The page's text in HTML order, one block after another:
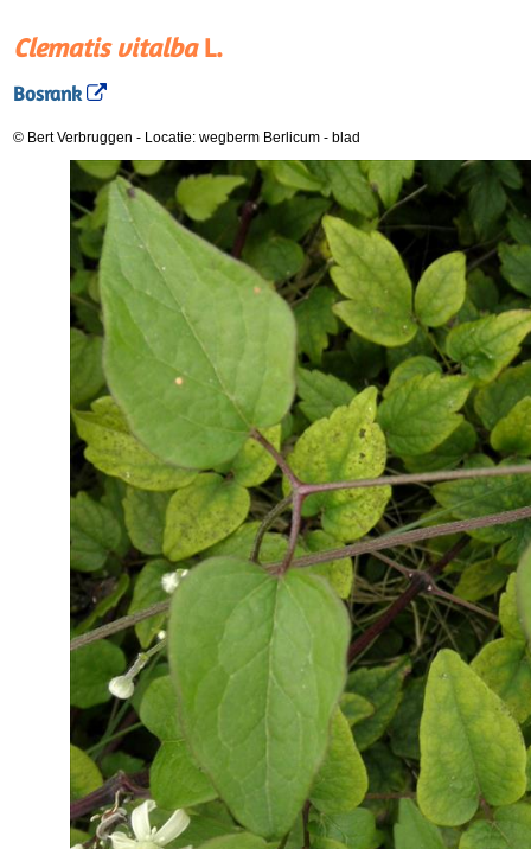
Clematis vitalbaL.
Bosrank
© Bert Verbruggen - Locatie: wegberm Berlicum - blad